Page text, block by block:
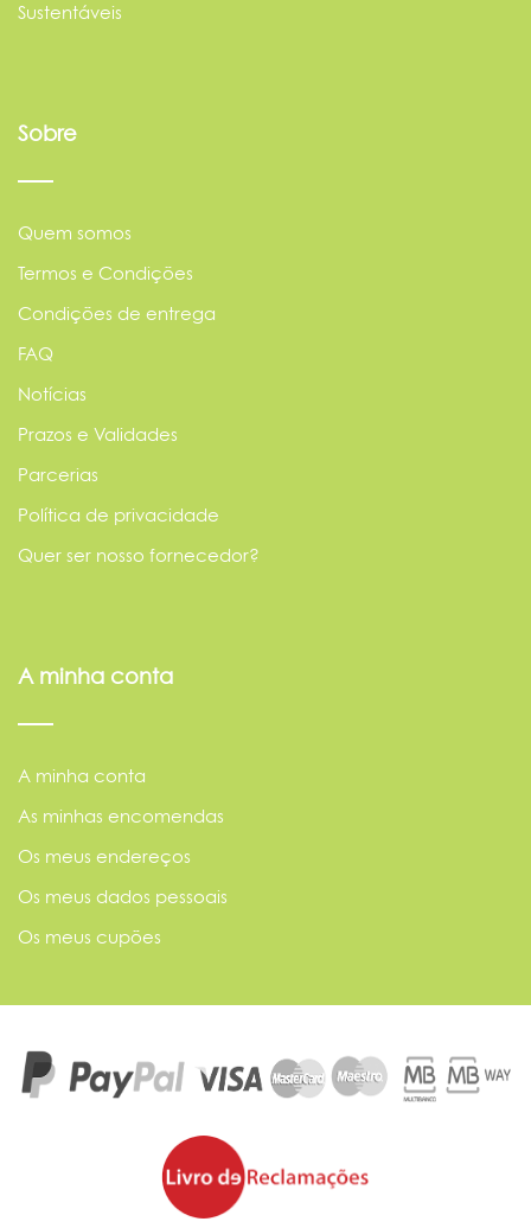
Sustentáveis
Sobre
Quem somos
Termos e Condições
Condições de entrega
FAQ
Notícias
Prazos e Validades
Parcerias
Política de privacidade
Quer ser nosso fornecedor?
A minha conta
A minha conta
As minhas encomendas
Os meus endereços
Os meus dados pessoais
Os meus cupões